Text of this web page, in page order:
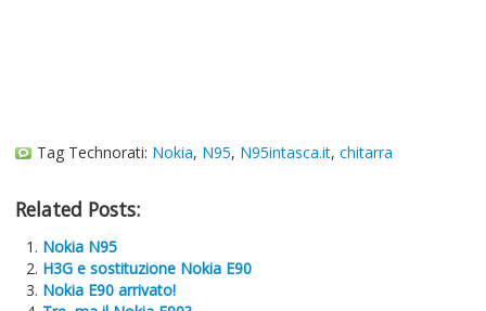
Tag Technorati: Nokia, N95, N95intasca.it, chitarra
Related Posts:
Nokia N95
H3G e sostituzione Nokia E90
Nokia E90 arrivato!